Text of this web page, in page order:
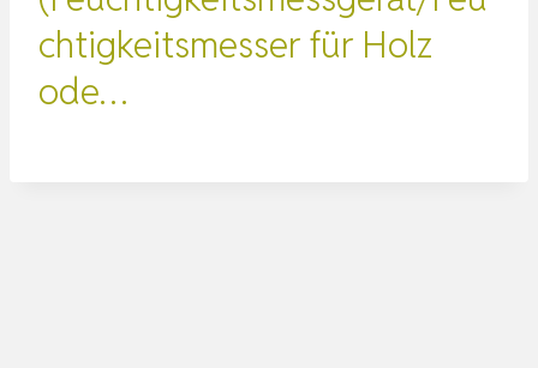
chtigkeitsmesser für Holz
ode…